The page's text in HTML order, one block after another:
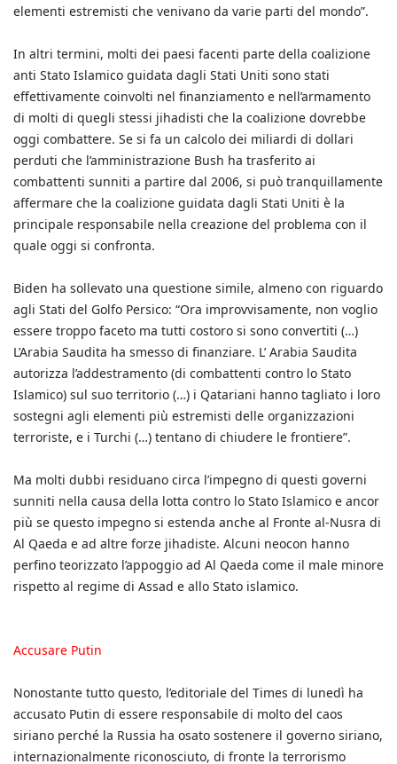
elementi estremisti che venivano da varie parti del mondo”.
In altri termini, molti dei paesi facenti parte della coalizione
anti Stato Islamico guidata dagli Stati Uniti sono stati
effettivamente coinvolti nel finanziamento e nell’armamento
di molti di quegli stessi jihadisti che la coalizione dovrebbe
oggi combattere. Se si fa un calcolo dei miliardi di dollari
perduti che l’amministrazione Bush ha trasferito ai
combattenti sunniti a partire dal 2006, si può tranquillamente
affermare che la coalizione guidata dagli Stati Uniti è la
principale responsabile nella creazione del problema con il
quale oggi si confronta.
Biden ha sollevato una questione simile, almeno con riguardo
agli Stati del Golfo Persico: “Ora improvvisamente, non voglio
essere troppo faceto ma tutti costoro si sono convertiti (…)
L’Arabia Saudita ha smesso di finanziare. L’ Arabia Saudita
autorizza l’addestramento (di combattenti contro lo Stato
Islamico) sul suo territorio (…) i Qatariani hanno tagliato i loro
sostegni agli elementi più estremisti delle organizzazioni
terroriste, e i Turchi (…) tentano di chiudere le frontiere”.
Ma molti dubbi residuano circa l’impegno di questi governi
sunniti nella causa della lotta contro lo Stato Islamico e ancor
più se questo impegno si estenda anche al Fronte al-Nusra di
Al Qaeda e ad altre forze jihadiste. Alcuni neocon hanno
perfino teorizzato l’appoggio ad Al Qaeda come il male minore
rispetto al regime di Assad e allo Stato islamico.
Accusare Putin
Nonostante tutto questo, l’editoriale del Times di lunedì ha
accusato Putin di essere responsabile di molto del caos
siriano perché la Russia ha osato sostenere il governo siriano,
internazionalmente riconosciuto, di fronte la terrorismo